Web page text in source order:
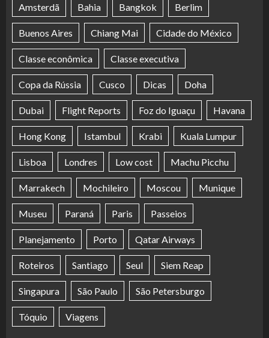
Amsterdã Bahia Bangkok Berlim
Buenos Aires Chiang Mai Cidade do México
Classe econômica Classe executiva
Copa da Rússia Cusco Dicas Doha
Dubai Flight Reports Foz do Iguaçu Havana
Hong Kong Istambul Krabi Kuala Lumpur
Lisboa Londres Low cost Machu Picchu
Marrakech Mochileiro Moscou Munique
Museu Paraná Paris Passeios
Planejamento Porto Qatar Airways
Roteiros Santiago Seul Siem Reap
Singapura São Paulo São Petersburgo
Tóquio Viagens